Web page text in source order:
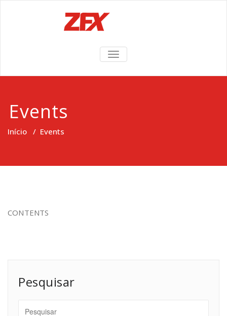
TOGGLE
NAVIGATION
Events
Início / Events
CONTENTS
Pesquisar